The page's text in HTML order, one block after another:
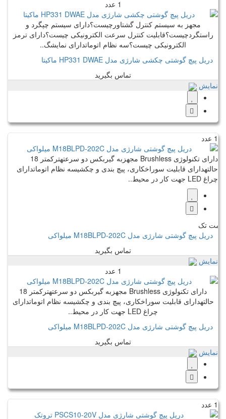
مجهز به سیستم کنترل گشتاورچیست؟دارای سیستم چپگرد و
راستگردچیست؟قابلیت کنترل سرعت الکترونیکی چیست؟دارای ترمز
الکترونیکی چیست؟سه نظام اتوماتدارای نمایشگ..
دریل پیچ گوشتی چکشی شارژی مدل HP331 DWAE ماکیتا
تماس بگیرید
نمایش
1 عدد
دارای تکنولوژی Brushless مجهزبه گیربکس دو سرعتهترکمتر 18
حالتهدارای قابلیت سوراخکاری، پیچ بندی و چکشیسه نظام اتوماتدارای
چراغ LED جهت کار در محیط..
تک
دریل پیچ گوشتی شارژی مدل M18BLPD-202C میلواکی
تماس بگیرید
نمایش
دارای تکنولوژی Brushless مجهزبه گیربکس دو سرعتهترکمتر 18
حالتهدارای قابلیت سوراخکاری، پیچ بندی و چکشیسه نظام اتوماتدارای
چراغ LED جهت کار در محیط..
دریل پیچ گوشتی شارژی مدل M18BLPD-202C میلواکی
تماس بگیرید
نمایش
1 عدد